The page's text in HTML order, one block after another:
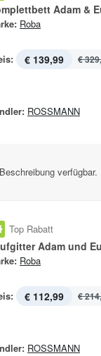
Adam &
Roba
€ 139,99 €
ROSSMANN
verfügbar.
Top Rabatt
Adam und
Roba
€ 112,99 €
ROSSMANN